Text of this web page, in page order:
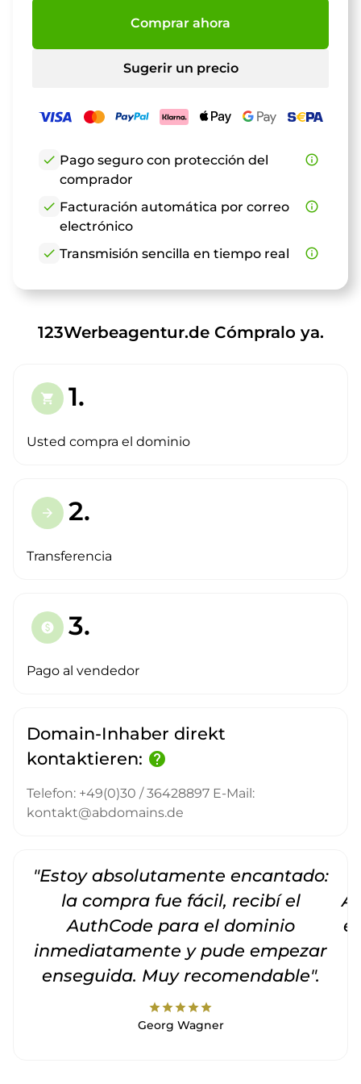
Comprar ahora
Sugerir un precio
check Pago seguro con protección del
comprador
info_outline
check Facturación automática por correo
electrónico
info_outline
check Transmisión sencilla en tiempo real info_outline
123Werbeagentur.de Cómpralo ya.
shopping_cart 1.
Usted compra el dominio
arrow_forward 2.
Transferencia
paid 3.
Pago al vendedor
Domain-Inhaber direkt
kontaktieren: help
Telefon: +49(0)30 / 36428897 E-Mail:
kontakt@abdomains.de
"Estoy absolutamente encantado:
la compra fue fácil, recibí el
AuthCode para el dominio
inmediatamente y pude empezar
enseguida. Muy recomendable".
starstarstarstarstar
Georg Wagner